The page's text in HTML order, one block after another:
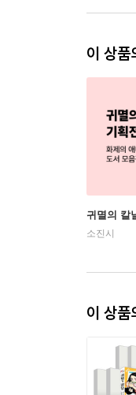
이 상품
귀멸의 칼
소진시
이 상품